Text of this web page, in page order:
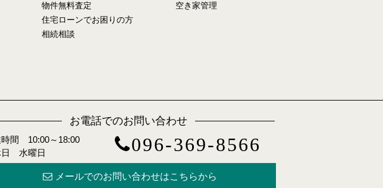
物件無料査定
住宅ローンでお困りの方
相続相談
空き家管理
お電話でのお問い合わせ
時間 10:00～18:00
日 水曜日
096-369-8566
メールでのお問い合わせはこちらから